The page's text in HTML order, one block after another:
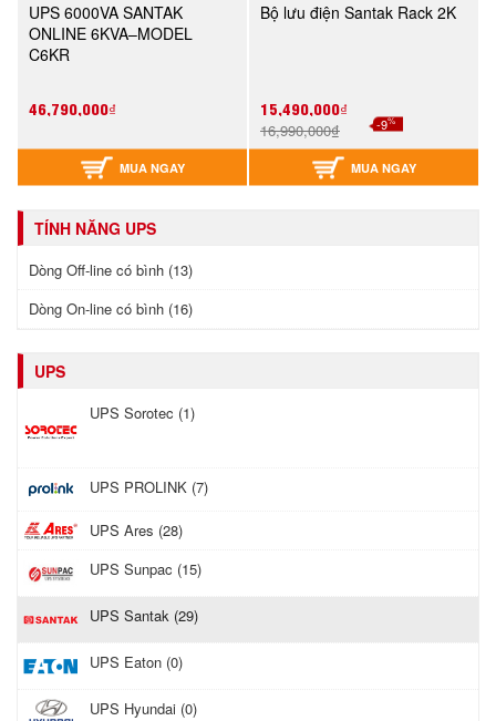
UPS 6000VA SANTAK
ONLINE 6KVA–MODEL
C6KR
46,790,000₫
MUA NGAY
Bộ lưu điện Santak Rack 2K
15,490,000₫
16,990,000₫ -9%
MUA NGAY
TÍNH NĂNG UPS
Dòng Off-line có bình (13)
Dòng On-line có bình (16)
UPS
UPS Sorotec (1)
UPS PROLINK (7)
UPS Ares (28)
UPS Sunpac (15)
UPS Santak (29)
UPS Eaton (0)
UPS Hyundai (0)